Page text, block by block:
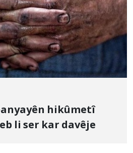
hikûmetî
li ser kar davêje